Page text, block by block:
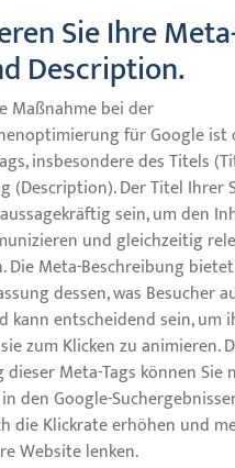
Sie Ihre
Description.
Maßnahme bei der
für Google
insbesondere des Titels
(Description). Der Titel Ihrer
sein, um den
und gleichzeitig
Die Meta-Beschreibung
dessen, was Besucher
kann entscheidend sein, um
zum Klicken zu animieren.
Meta-Tags können Sie
den Google-
die Klickrate erhöhen und
Website lenken.